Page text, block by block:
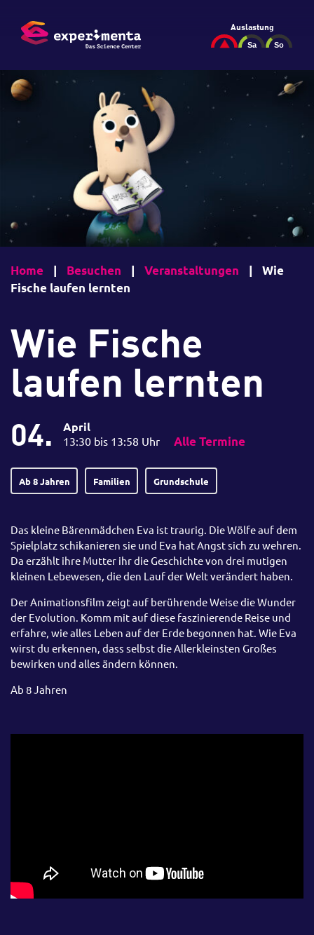
Auslastung
Home | Besuchen | Veranstaltungen |
Wie
Fische laufen lernten
Wie Fische
laufen lernten
04. April
13:30 bis 13:58 Uhr Alle Termine
Ab 8 Jahren Familien Grundschule
Das kleine Bärenmädchen Eva ist traurig. Die Wölfe auf dem
Spielplatz schikanieren sie und Eva hat Angst sich zu wehren.
Da erzählt ihre Mutter ihr die Geschichte von drei mutigen
kleinen Lebewesen, die den Lauf der Welt verändert haben.
Der Animationsfilm zeigt auf berührende Weise die Wunder
der Evolution. Komm mit auf diese faszinierende Reise und
erfahre, wie alles Leben auf der Erde begonnen hat. Wie Eva
wirst du erkennen, dass selbst die Allerkleinsten Großes
bewirken und alles ändern können.
Ab 8 Jahren